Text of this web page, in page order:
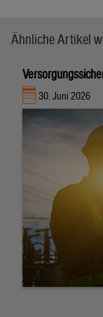
Ähnliche Artikel
30. Juni 2026